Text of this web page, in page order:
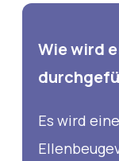
Wie wird
Es wird